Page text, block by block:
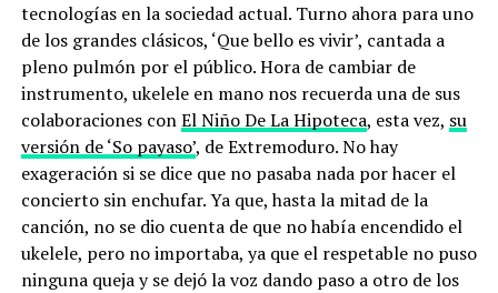
tecnologías en la sociedad actual. Turno ahora para uno
de los grandes clásicos, ‘Que bello es vivir’, cantada a
pleno pulmón por el público. Hora de cambiar de
instrumento, ukelele en mano nos recuerda una de sus
colaboraciones conEl Niño De La Hipoteca, esta vez, su
versión de ‘So payaso’, de Extremoduro. No hay
exageración si se dice que no pasaba nada por hacer el
concierto sin enchufar. Ya que, hasta la mitad de la
canción, no se dio cuenta de que no había encendido el
ukelele, pero no importaba, ya que el respetable no puso
ninguna queja y se dejó la voz dando paso a otro de los